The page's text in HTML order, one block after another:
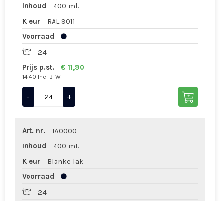
Inhoud
400 ml.
Kleur
RAL 9011
Voorraad
24
Prijs p.st.
€ 11,90
14,40 Incl BTW
- +
Art. nr.
IA0000
Inhoud
400 ml.
Kleur
Blanke lak
Voorraad
24